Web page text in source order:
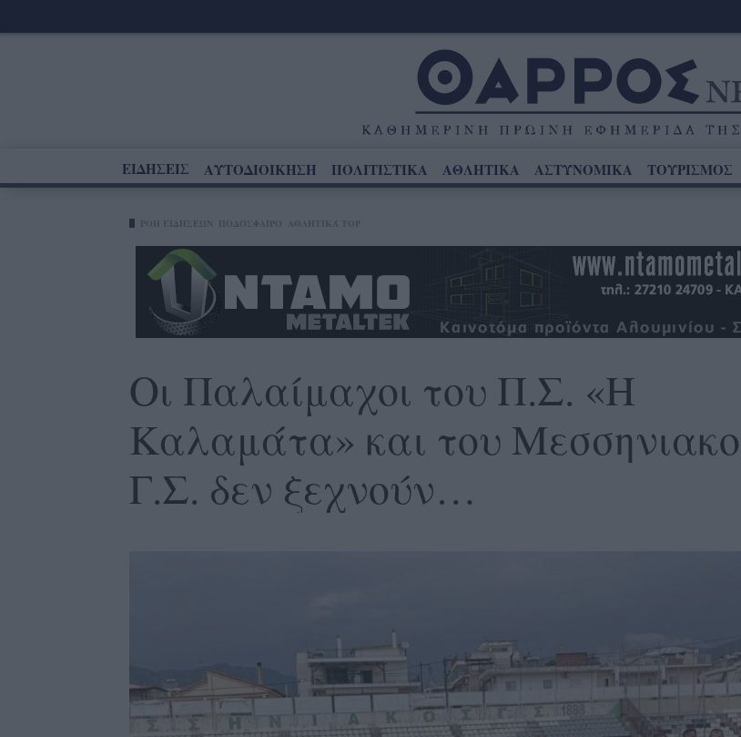
ΕΙΔΗΣΕΙΣ ΑΥΤΟΔΙΟΙΚΗΣΗ ΠΟΛΙΤΙΣΤΙΚΑ ΑΘΛΗΤΙΚΑ ΑΣΤΥΝΟΜΙΚΑ ΤΟΥΡΙΣΜΟΣ
Οι Παλαίμαχοι του Π.Σ. «Η
Καλαμάτα» και του
Γ.Σ. δεν ξεχνούν…